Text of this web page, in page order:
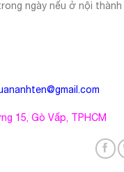
ngày nếu ở nội thành
15, Gò Vấp, TPHCM